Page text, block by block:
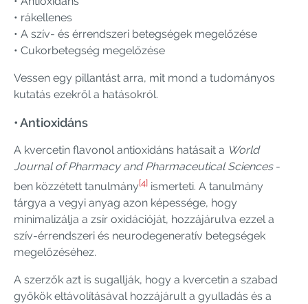
• rákellenes
• A szív- és érrendszeri betegségek megelőzése
• Cukorbetegség megelőzése
Vessen egy pillantást arra, mit mond a tudományos
kutatás ezekről a hatásokról.
• Antioxidáns
A kvercetin flavonol antioxidáns hatásait a World
Journal of Pharmacy and Pharmaceutical Sciences-
ben közzétett tanulmány[4] ismerteti. A tanulmány
tárgya a vegyi anyag azon képessége, hogy
minimalizálja a zsír oxidációját, hozzájárulva ezzel a
szív-érrendszeri és neurodegeneratív betegségek
megelőzéséhez.
A szerzők azt is sugallják, hogy a kvercetin a szabad
gyökök eltávolításával hozzájárult a gyulladás és a